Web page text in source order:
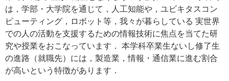
人間 × ロボット
教員紹介
カリキュラム
は，学部・大学院を通じて，人工知能や，ユビキタスコン
ピューティング，ロボット等，我々が暮らしている 実世界
での人の活動を支援するための情報技術に焦点を当てた研
究や授業をおこなっています． 本学科卒業生ないし修了生
の進路（就職先）には，製造業，情報・通信業に進む割合
が高いという特徴があります．